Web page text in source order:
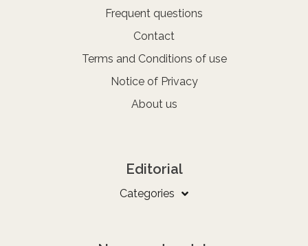
Frequent questions
Contact
Terms and Conditions of use
Notice of Privacy
About us
Editorial
Categories